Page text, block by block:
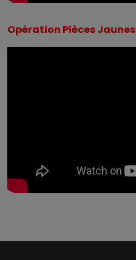
Opération Pièces Jaunes